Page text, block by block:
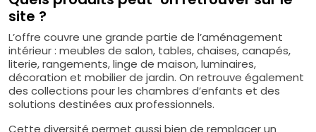
site ?
L’offre couvre une grande partie de l’aménagement
intérieur : meubles de salon, tables, chaises, canapés,
literie, rangements, linge de maison, luminaires,
décoration et mobilier de jardin. On retrouve également
des collections pour les chambres d’enfants et des
solutions destinées aux professionnels.
Cette diversité permet aussi bien de remplacer un